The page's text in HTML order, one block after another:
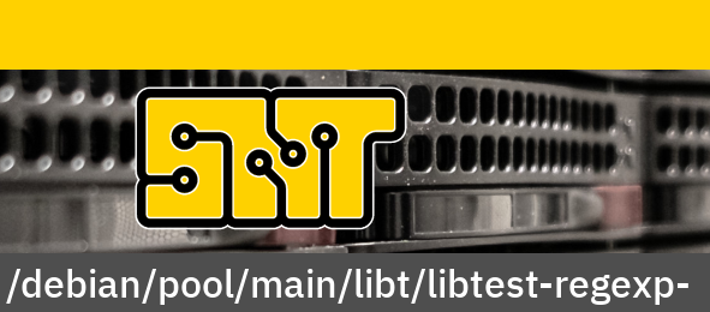
/debian/pool/main/libt/libtest-regexp-